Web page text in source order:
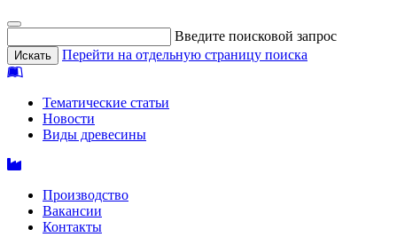
Введите поисковой запрос
Перейти на отдельную страницу поиска
Тематические статьи
Новости
Виды древесины
Производство
Вакансии
Контакты